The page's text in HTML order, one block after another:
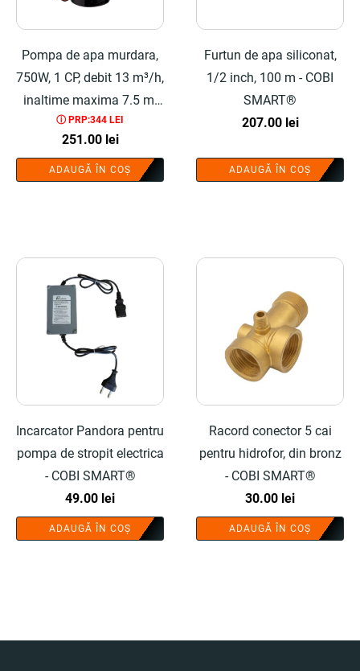
Pompa de apa murdara,
750W, 1 CP, debit 13 m³/h,
inaltime maxima 7.5 m,
plastic - COBI SMART®
ⓘ PRP:344 LEI
251.00 lei
ADAUGĂ ÎN COȘ
Furtun de apa siliconat,
1/2 inch, 100 m - COBI
SMART®
207.00 lei
ADAUGĂ ÎN COȘ
Incarcator Pandora pentru
pompa de stropit electrica
- COBI SMART®
49.00 lei
ADAUGĂ ÎN COȘ
Racord conector 5 cai
pentru hidrofor, din bronz
- COBI SMART®
30.00 lei
ADAUGĂ ÎN COȘ